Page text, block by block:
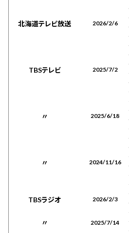
北海道テレビ放送 2026/2/6
TBSテレビ 2025/7/2
〃 2025/6/18
〃 2024/11/16
TBSラジオ 2026/2/3
〃
2025/7/14